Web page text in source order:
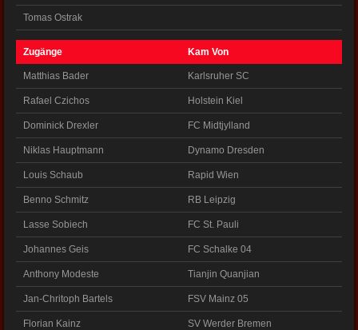
Tomas Ostrak
Zugänge Kam Von
Matthias Bader Karlsruher SC
Rafael Czichos Holstein Kiel
Dominick Drexler FC Midtjylland
Niklas Hauptmann Dynamo Dresden
Louis Schaub Rapid Wien
Benno Schmitz RB Leipzig
Lasse Sobiech FC St. Pauli
Johannes Geis FC Schalke 04
Anthony Modeste Tianjin Quanjian
Jan-Chritoph Bartels FSV Mainz 05
Florian Kainz SV Werder Bremen